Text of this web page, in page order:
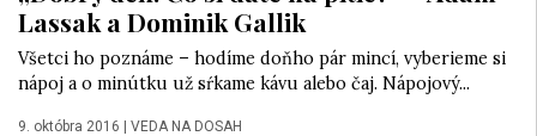
Lassak a Dominik Gallik
Všetci ho poznáme – hodíme doňho pár mincí, vyberieme si
nápoj a o minútku už sŕkame kávu alebo čaj. Nápojový...
9. októbra 2016 | VEDA NA DOSAH